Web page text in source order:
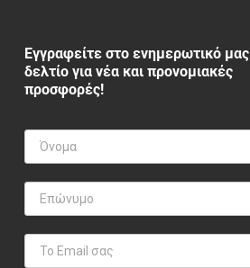
Εγγραφείτε στο ενημερωτικό μας
δελτίο για νέα και προνομιακές
προσφορές!